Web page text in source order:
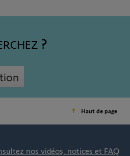
Haut de page
nos vidéos, notices et FAQ